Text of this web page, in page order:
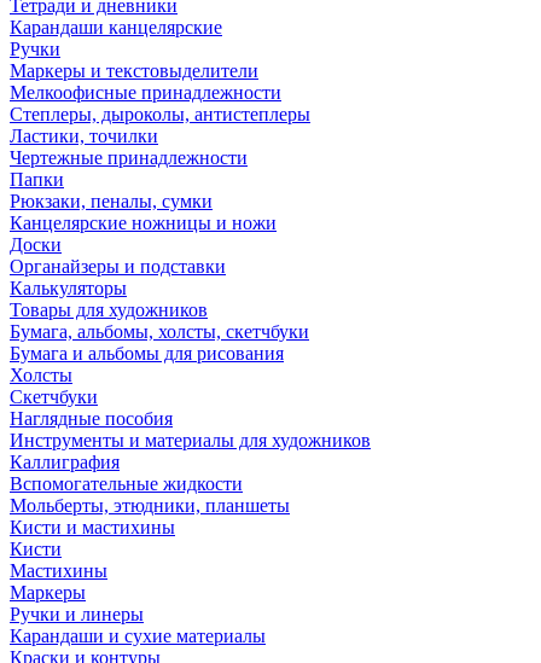
Тетради и дневники
Карандаши канцелярские
Ручки
Маркеры и текстовыделители
Мелкоофисные принадлежности
Степлеры, дыроколы, антистеплеры
Ластики, точилки
Чертежные принадлежности
Папки
Рюкзаки, пеналы, сумки
Канцелярские ножницы и ножи
Доски
Органайзеры и подставки
Калькуляторы
Товары для художников
Бумага, альбомы, холсты, скетчбуки
Бумага и альбомы для рисования
Холсты
Скетчбуки
Наглядные пособия
Инструменты и материалы для художников
Каллиграфия
Вспомогательные жидкости
Мольберты, этюдники, планшеты
Кисти и мастихины
Кисти
Мастихины
Маркеры
Ручки и линеры
Карандаши и сухие материалы
Краски и контуры